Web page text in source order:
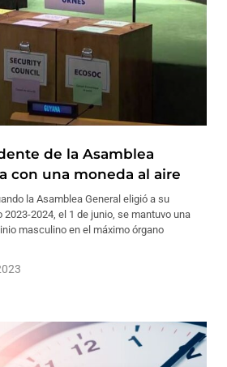
de la Asamblea
con una moneda al aire
la Asamblea General eligió a su
2023-2024, el 1 de junio, se mantuvo una
masculino en el máximo órgano